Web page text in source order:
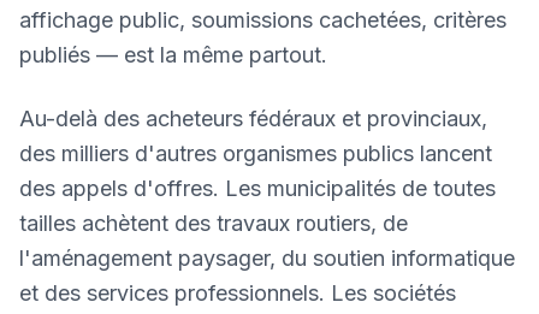
affichage public, soumissions cachetées, critères
publiés — est la même partout.
Au-delà des acheteurs fédéraux et provinciaux,
des milliers d'autres organismes publics lancent
des appels d'offres. Les municipalités de toutes
tailles achètent des travaux routiers, de
l'aménagement paysager, du soutien informatique
et des services professionnels. Les sociétés